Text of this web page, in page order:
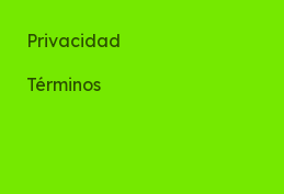
Privacidad
Términos